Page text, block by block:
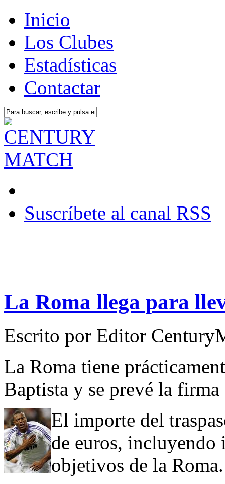
Inicio
Los Clubes
Estadísticas
Contactar
Suscríbete al canal RSS
La Roma llega para
Escrito por Editor
La Roma tiene
Baptista y se prevé la
El importe del
de euros,
objetivos de la Roma.